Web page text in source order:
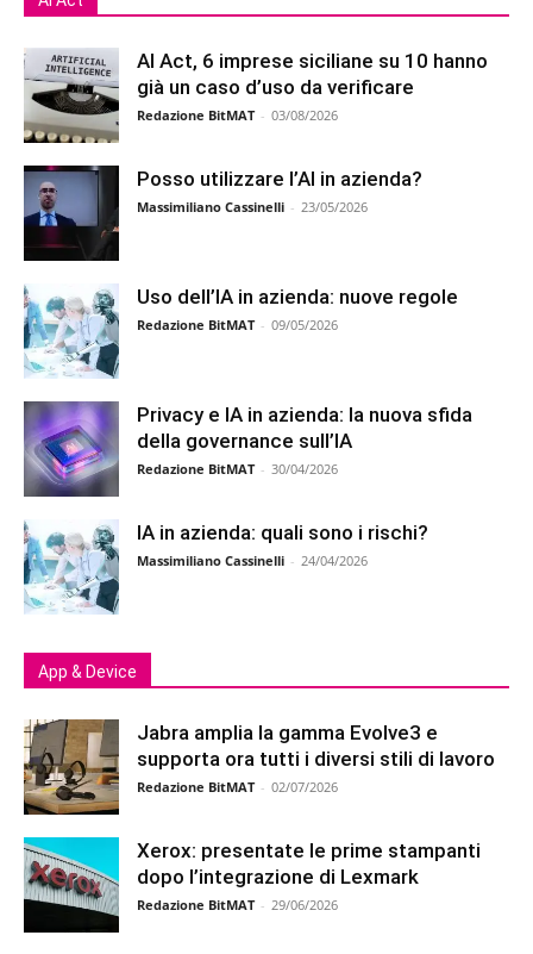
AI Act, 6 imprese siciliane su 10 hanno
già un caso d’uso da verificare
Redazione BitMAT - 03/08/2026
Posso utilizzare l’AI in azienda?
Massimiliano Cassinelli - 23/05/2026
Uso dell’IA in azienda: nuove regole
Redazione BitMAT - 09/05/2026
Privacy e IA in azienda: la nuova sfida
della governance sull’IA
Redazione BitMAT - 30/04/2026
IA in azienda: quali sono i rischi?
Massimiliano Cassinelli - 24/04/2026
App & Device
Jabra amplia la gamma Evolve3 e
supporta ora tutti i diversi stili di lavoro
Redazione BitMAT - 02/07/2026
Xerox: presentate le prime stampanti
dopo l’integrazione di Lexmark
Redazione BitMAT - 29/06/2026